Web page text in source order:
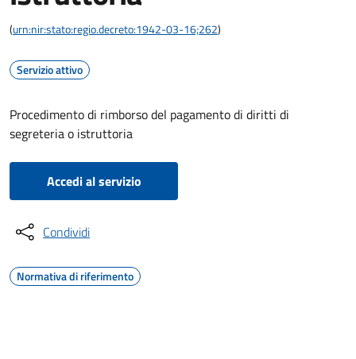
(urn:nir:stato:regio.decreto:1942-03-16;262)
Servizio attivo
Procedimento di rimborso del pagamento di diritti di
segreteria o istruttoria
Accedi al servizio
Condividi
Normativa di riferimento